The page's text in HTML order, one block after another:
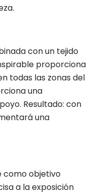
con un tejido
proporciona
todas las zonas del
una
Resultado: con
una
como objetivo
a la exposición